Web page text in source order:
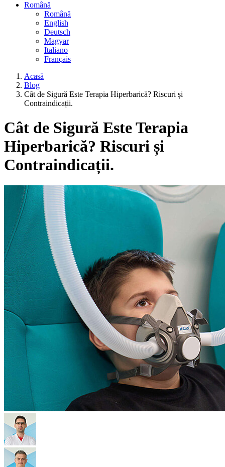
Română
Română
English
Deutsch
Magyar
Italiano
Français
Acasă
Blog
Cât de Sigură Este Terapia Hiperbarică? Riscuri și
Contraindicații.
Cât de Sigură Este Terapia
Hiperbarică? Riscuri și
Contraindicații.